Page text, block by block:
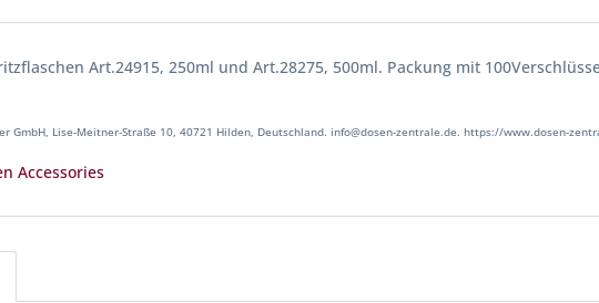
Art.24915, 250ml und Art.28275, 500ml. Packung mit
GmbH, Lise-Meitner-Straße 10, 40721 Hilden, Deutschland. info@dosen-zentrale.de. https://www.dosen-
Accessories